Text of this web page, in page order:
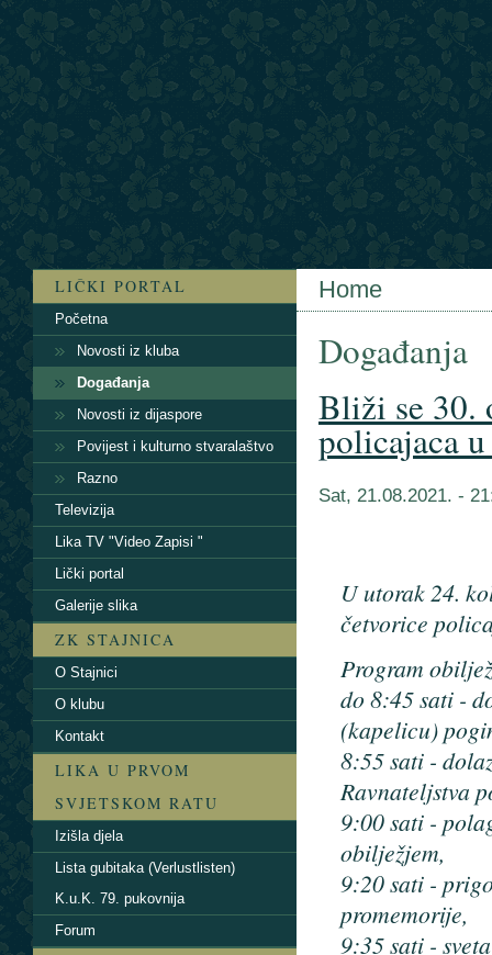
Home
Događanja
Bliži se 30.
policajaca
Sat, 21.08.2021. -
U utorak 24.
četvorice
Program
do 8:45 sati -
(kapelicu)
8:55 sati -
Ravnateljstva
9:00 sati -
obilježjem,
9:20 sati -
promemorije,
9:35 sati -
LIČKI PORTAL
Početna
Novosti iz kluba
Događanja
Novosti iz dijaspore
Povijest i kulturno stvaralaštvo
Razno
Televizija
Lika TV "Video Zapisi "
Lički portal
Galerije slika
ZK STAJNICA
O Stajnici
O klubu
Kontakt
LIKA U PRVOM
SVJETSKOM RATU
Izišla djela
Lista gubitaka (Verlustlisten)
K.u.K. 79. pukovnija
Forum